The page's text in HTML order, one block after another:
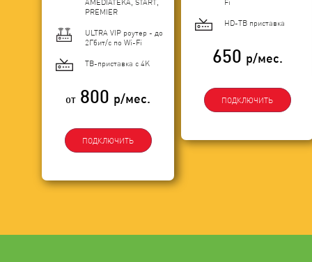
AMEDIATEKA, START,
PREMIER
ULTRA VIP роутер - до
2Гбит/c по Wi-Fi
ТВ-приставка с 4K
от 800 р/мес.
ПОДКЛЮЧИТЬ
Fi
HD-ТВ приставка
650 р/мес.
ПОДКЛЮЧИТЬ